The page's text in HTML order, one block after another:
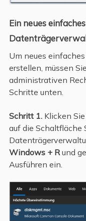
Ein neues
Um neues
erstellen, müssen
administrativen
Schritte unten.
Schritt 1.Klicken
auf die Schaltfläche
Windows + Rund
Ausführen ein.